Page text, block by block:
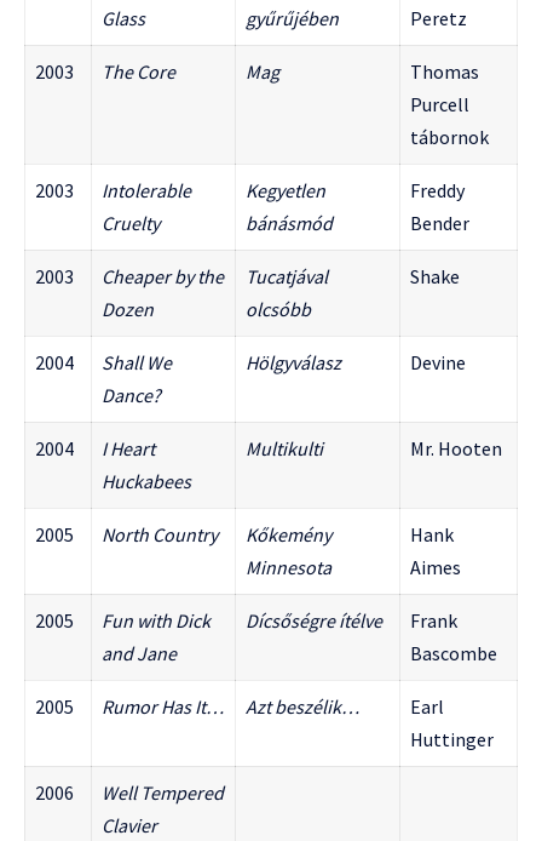
Glass
gyűrűjében
Peretz
2003 The Core Mag
Thomas
Purcell
tábornok
2003
Intolerable
Cruelty
Kegyetlen
bánásmód
Freddy
Bender
2003
Cheaper by the
Dozen
Tucatjával
olcsóbb
Shake
2004
Shall We
Dance?
Hölgyválasz Devine
2004
I Heart
Huckabees
Multikulti Mr. Hooten
2005 North Country
Kőkemény
Minnesota
Hank
Aimes
2005
Fun with Dick
and Jane
Dícsőségre ítélve
Frank
Bascombe
2005 Rumor Has It… Azt beszélik…
Earl
Huttinger
2006
Well Tempered
Clavier